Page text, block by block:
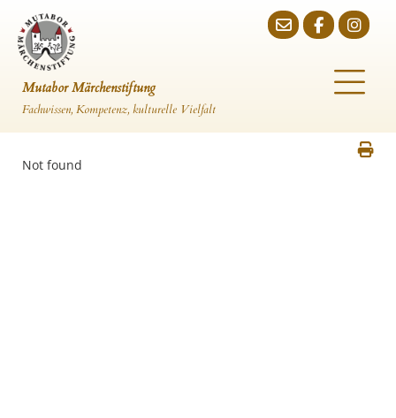
Mutabor Märchenstiftung
Fachwissen, Kompetenz, kulturelle Vielfalt
Not found